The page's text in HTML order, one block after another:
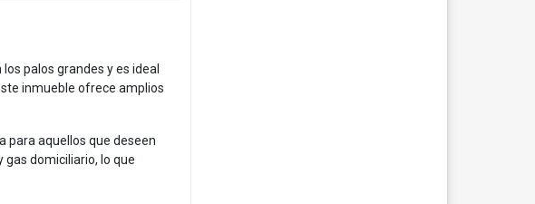
palos grandes y es ideal
inmueble ofrece amplios
para aquellos que deseen
domiciliario, lo que